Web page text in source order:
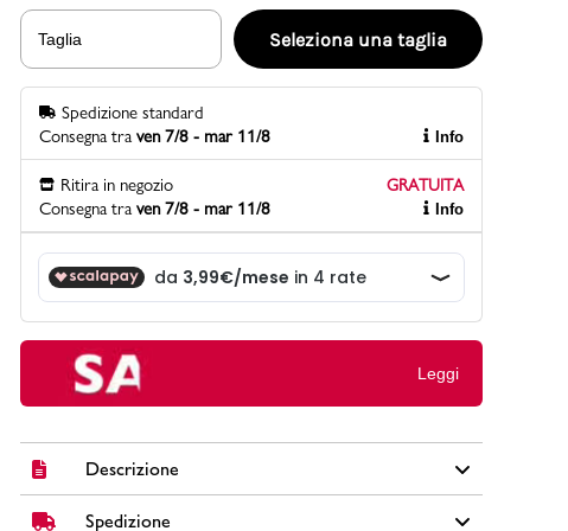
Scopri di più
PittaRosso
Gioco della scarpa al matrimonio e idee
Taglia Seleziona una taglia
Spedizione standard
Consegna tra ven 7/8 - mar 11/8 Info
Ritira in negozio
GRATUITA
Consegna tra ven 7/8 - mar 11/8 Info
Leggi
Descrizione
Queste sneaker adidas infant sono super versatili. La
Spedizione